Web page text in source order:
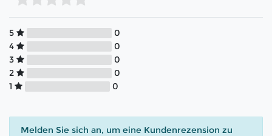
5
0
4
0
3
0
2
0
1
0
Melden Sie sich an, um eine Kundenrezension zu